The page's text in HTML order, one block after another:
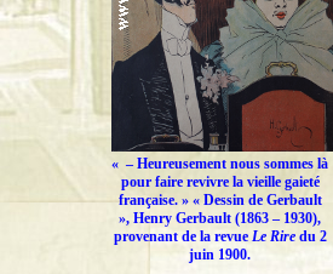
« – Heureusement nous sommes là
pour faire revivre la vieille gaieté
française.» « Dessin de Gerbault
», Henry Gerbault (1863 – 1930),
provenant de la revue Le Riredu 2
juin 1900.